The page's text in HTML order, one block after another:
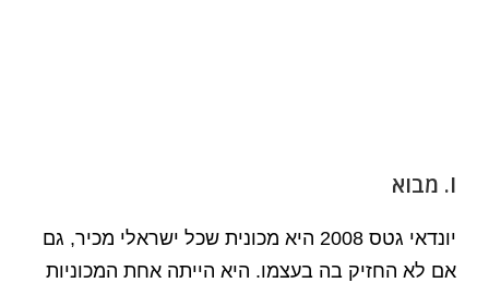
I. מבוא
יונדאי גטס 2008 היא מכונית שכל ישראלי מכיר, גם
אם לא החזיק בה בעצמו. היא הייתה אחת המכוניות